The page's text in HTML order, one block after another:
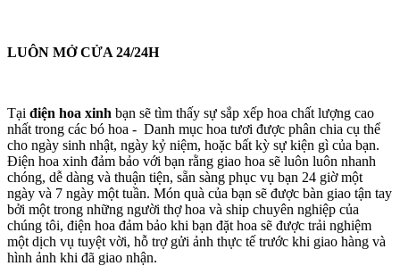
LUÔN MỞ CỬA 24/24H
Tại điện hoa xinh bạn sẽ tìm thấy sự sắp xếp hoa chất lượng cao
nhất trong các bó hoa - Danh mục hoa tươi được phân chia cụ thể
cho ngày sinh nhật, ngày kỷ niệm, hoặc bất kỳ sự kiện gì của bạn.
Điện hoa xinh đảm bảo với bạn rằng giao hoa sẽ luôn luôn nhanh
chóng, dễ dàng và thuận tiện, sẵn sàng phục vụ bạn 24 giờ một
ngày và 7 ngày một tuần. Món quà của bạn sẽ được bàn giao tận tay
bởi một trong những người thợ hoa và ship chuyên nghiệp của
chúng tôi, điện hoa đảm bảo khi bạn đặt hoa sẽ được trải nghiệm
một dịch vụ tuyệt vời, hỗ trợ gửi ảnh thực tế trước khi giao hàng và
hình ảnh khi đã giao nhận.